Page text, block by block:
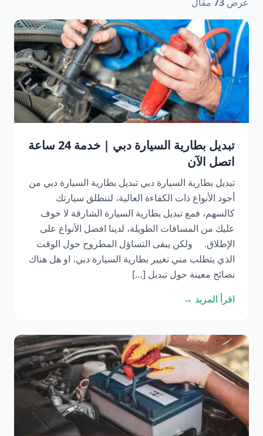
تبديل بطارية السيارة دبي | خدمة 24 ساعة
اتصل الآن
تبديل بطارية السيارة دبي تبديل بطارية السيارة دبي من
أجود الأنواع ذات الكفاءة العالية، لتنطلق سيارتك
كالسهم، فمع تبديل بطارية السيارة الشارقة لا خوف
عليك من المسافات الطويلة، لدينا افضل الأنواع على
الإطلاق. ولكن يبقى التساؤل المطروح حول الوقت
الذي يتطلب مني تغيير بطارية السيارة دبي، او هل هناك
نصائح معينة حول تبديل […]
اقرأ المزيد →